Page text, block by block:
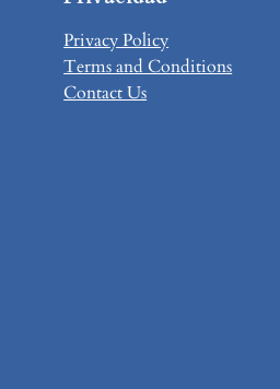
Privacy Policy
Terms and Conditions
Contact Us